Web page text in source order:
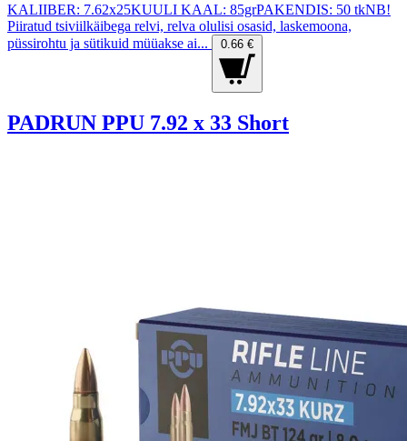
KALIIBER: 7.62x25KUULI KAAL: 85grPAKENDIS: 50 tkNB!
Piiratud tsiviilkäibega relvi, relva olulisi osasid, laskemoona,
püssirohtu ja sütikuid müüakse ai...
0.66 €
PADRUN PPU 7.92 x 33 Short